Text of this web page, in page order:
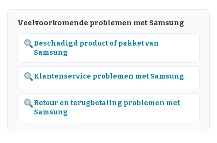
Veelvoorkomende problemen met Samsung
Beschadigd product of pakket van
Samsung
Klantenservice problemen met Samsung
Retour en terugbetaling problemen met
Samsung